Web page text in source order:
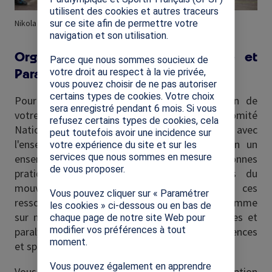
Nikola Karabatic, parrain de la SOP 2026
Organiser sa Semaine Olympique et
Paralympique
Pour vous accompagner dans la construction de
votre Semaine Olympique et Paralympique, le Comité
National Olympique et Sportif Français (CNOSF), avec
l'ensemble des partenaires, met à disposition un
ensemble deressources pédagogiqueset de bonnes
pratiques. Issues de différentes structures du
mouvement sportif et du monde éducatif, ces
ressources vous permettront de créer un programme
sur mesure : découverte des sports olympiques et
paralympiques, cours sur l’histoire des Jeux, sciences
et sport, conseils pour accueillir un athlète, etc.
utilisent des cookies et autres traceurs
sur ce site afin de permettre votre
navigation et son utilisation.
Parce que nous sommes soucieux de
votre droit au respect à la vie privée,
vous pouvez choisir de ne pas autoriser
certains types de cookies. Votre choix
sera enregistré pendant 6 mois. Si vous
refusez certains types de cookies, cela
peut toutefois avoir une incidence sur
votre expérience du site et sur les
services que nous sommes en mesure
de vous proposer.
Vous pouvez cliquer sur « Paramétrer
les cookies » ci-dessous ou en bas de
chaque page de notre site Web pour
modifier vos préférences à tout
moment.
Vous pouvez également en apprendre